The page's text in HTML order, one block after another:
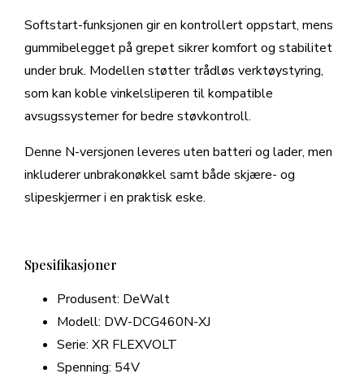
Softstart-funksjonen gir en kontrollert oppstart, mens
gummibelegget på grepet sikrer komfort og stabilitet
under bruk. Modellen støtter trådløs verktøystyring,
som kan koble vinkelsliperen til kompatible
avsugssystemer for bedre støvkontroll.
Denne N-versjonen leveres uten batteri og lader, men
inkluderer unbrakonøkkel samt både skjære- og
slipeskjermer i en praktisk eske.
Spesifikasjoner
Produsent: DeWalt
Modell: DW-DCG460N-XJ
Serie: XR FLEXVOLT
Spenning: 54V